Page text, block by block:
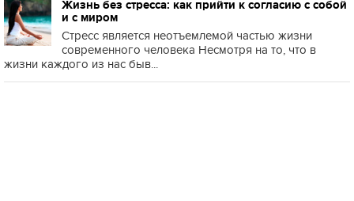
Жизнь без стресса: как прийти к согласию с собой
и с миром
Стресс является неотъемлемой частью жизни
современного человека Несмотря на то, что в
жизни каждого из нас быв...